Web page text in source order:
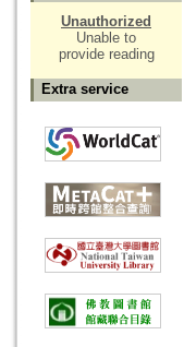
Unauthorized
Unable to
provide reading
Extra service